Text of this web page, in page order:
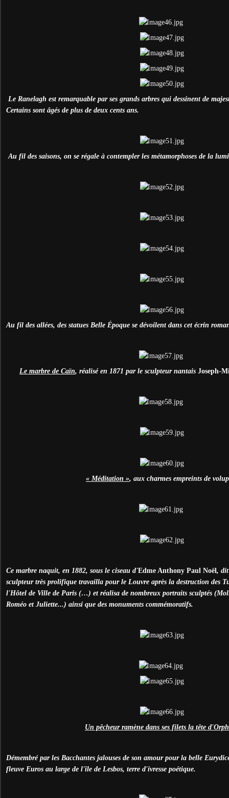
Le Ranelagh est remarquable par ses grands arbres qui dessinent de
Certains sont âgés de plus de deux cents ans.
Au fil des saisons, on se régale à contempler les métamorphoses de la
Au fil des allées, des statues Belle Époque se dévoilent dans cet écrin
Le marbre de Caïn, réalisé en 1871 par le sculpteur nantais Joseph-
« Méditation », aux charmes empreints de
Ce marbre naquit, en 1882, sous le ciseau d'Edme Anthony Paul Noël ,
sculpteur très prolifique travailla pour le Louvre après la destruction des
l'Hôtel de Ville de Paris (…) et réalisa de nombreux portraits sculptés
Roméo et Juliette...) ainsi que des monuments commémoratifs.
Un pêcheur ramène dans ses filets la tête
Démembré par les Bacchantes jalouses de son amour pour la belle
fleuve Euros au large de l'île de Lesbos, terre d'ivresse poétique.